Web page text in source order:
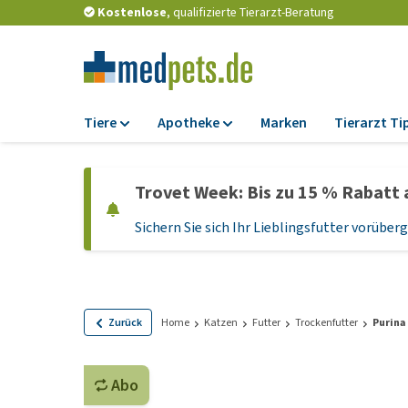
Kostenlose, qualifizierte Tierarzt-Beratung
Tiere
Trockenfutter
Nassfutter
Hundefutter
Apotheke
Zeckenschutz und
Flohmittel
Probiotika und
Marken Tierarzt
Trovet Week: Bis zu 15 %
Sichern Sie sich Ihr Lieblingsfutter
Zurück Home Katzen Futter Trockenfutter
Abo